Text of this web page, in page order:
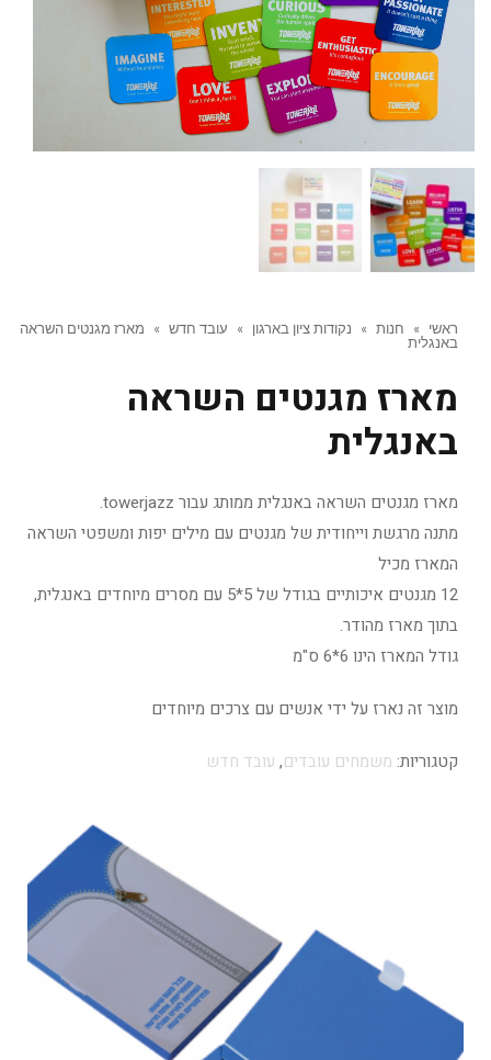
ראשי » חנות » נקודות ציון בארגון » עובד חדש »
מארז מגנטים השראה
באנגלית
מארז מגנטים השראה
באנגלית
מארז מגנטים השראה באנגלית ממותג עבור towerjazz.
מתנה מרגשת וייחודית של מגנטים עם מילים יפות ומשפטי השראה
המארז מכיל
12 מגנטים איכותיים בגודל של 5*5 עם מסרים מיוחדים באנגלית,
בתוך מארז מהודר.
גודל המארז הינו 6*6 ס"מ
מוצר זה נארז על ידי אנשים עם צרכים מיוחדים
קטגוריות: משמחים עובדים, עובד חדש